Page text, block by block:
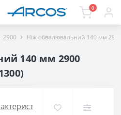
0
2900 Ніж обвалювальний 140 мм
140 мм 2900
Доставка і